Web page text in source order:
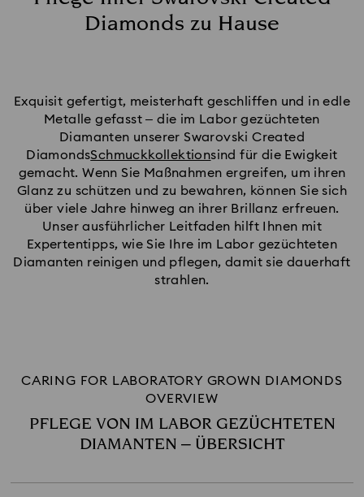
Diamonds zu Hause
Exquisit gefertigt, meisterhaft geschliffen und in edle
Metalle gefasst – die im Labor gezüchteten
Diamanten unserer Swarovski Created
DiamondsSchmuckkollektionsind für die Ewigkeit
gemacht. Wenn Sie Maßnahmen ergreifen, um ihren
Glanz zu schützen und zu bewahren, können Sie sich
über viele Jahre hinweg an ihrer Brillanz erfreuen.
Unser ausführlicher Leitfaden hilft Ihnen mit
Expertentipps, wie Sie Ihre im Labor gezüchteten
Diamanten reinigen und pflegen, damit sie dauerhaft
strahlen.
CARING FOR LABORATORY GROWN DIAMONDS
OVERVIEW
PFLEGE VON IM LABOR GEZÜCHTETEN
DIAMANTEN – ÜBERSICHT